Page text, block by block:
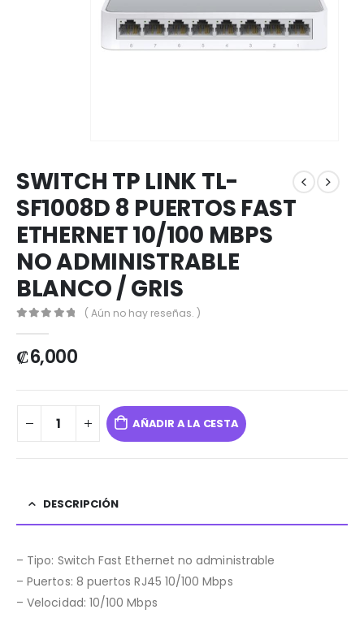
SWITCH TP LINK TL-
SF1008D 8 PUERTOS FAST
ETHERNET 10/100 MBPS
NO ADMINISTRABLE
BLANCO / GRIS
( Aún no hay reseñas. )
₡6,000
AÑADIR A LA CESTA
DESCRIPCIÓN
– Tipo: Switch Fast Ethernet no administrable
– Puertos: 8 puertos RJ45 10/100 Mbps
– Velocidad: 10/100 Mbps